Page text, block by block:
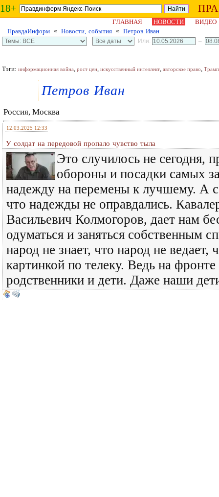
18+
ГЛАВНАЯ НОВОСТИ
ВИДЕО
ПравдаИнформ ≈ Новости, события ≈ Петров Иван
Или: –
Тэги: информационная война, рост цен, искусственный интеллект, авторское право, Трамп
Петров Иван
Россия, Москва
12.03.2025 12:33
У солдат на передовой пропало чувство тыла
Это случилось не сегодня,
обороны и посадки самых
надежду на перемены к лучшему. А
что надежды не оправдались.
Васильевич Колмогоров, дает нам
одуматься и заняться собственным
народ не знает, что народ не
картинкой по телеку. Ведь на
родственники и дети. Даже наши